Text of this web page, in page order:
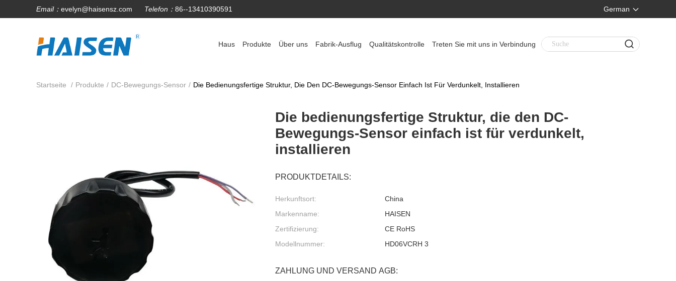
Email： evelyn@haisensz.com Telefon： 86--13410390591 German
Haus Produkte Über uns Fabrik-Ausflug Qualitätskontrolle Treten Sie mit uns in Verbindung
Startseite / Produkte / DC-Bewegungs-Sensor / Die Bedienungsfertige Struktur, Die Den DC-Bewegungs-Sensor Einfach Ist Für Verdunkelt, Installieren
Die bedienungsfertige Struktur, die den DC-
Bewegungs-Sensor einfach ist für verdunkelt,
installieren
PRODUKTDETAILS:
Herkunftsort:
China
Markenname:
HAISEN
Zertifizierung:
CE RoHS
Modellnummer:
HD06VCRH 3
ZAHLUNG UND VERSAND AGB: